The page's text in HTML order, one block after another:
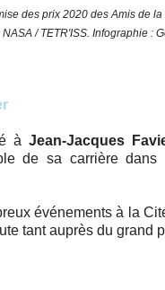
des prix 2020 des Amis de
/ TETR'ISS. Infographie :
à Jean-Jacques
de sa carrière
événements à la
tant auprès du grand